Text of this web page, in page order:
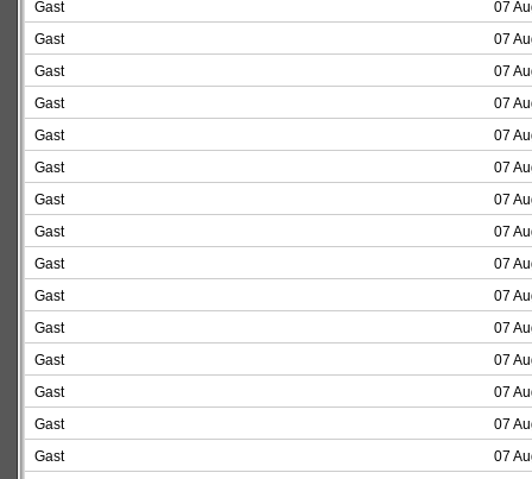
Gast
07
Gast
07
Gast
07
Gast
07
Gast
07
Gast
07
Gast
07
Gast
07
Gast
07
Gast
07
Gast
07
Gast
07
Gast
07
Gast
07
Gast
07